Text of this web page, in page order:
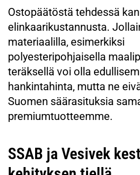
Ostopäätöstä tehdessä
elinkaarikustannusta.
materiaalilla, esimerkiksi
polyesteripohjaisella
teräksellä voi olla
hankintahinta, mutta ne
Suomen säärasituksia
premiumtuotteemme.
SSAB ja Vesivek